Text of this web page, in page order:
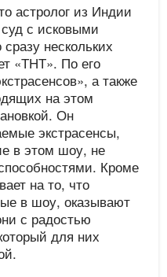
астролог из Индии
с исковыми
нескольких
«ТНТ». По его
а также
на этом
Он
экстрасенсы,
в этом шоу, не
Кроме
на то, что
в шоу, оказывают
с радостью
для них